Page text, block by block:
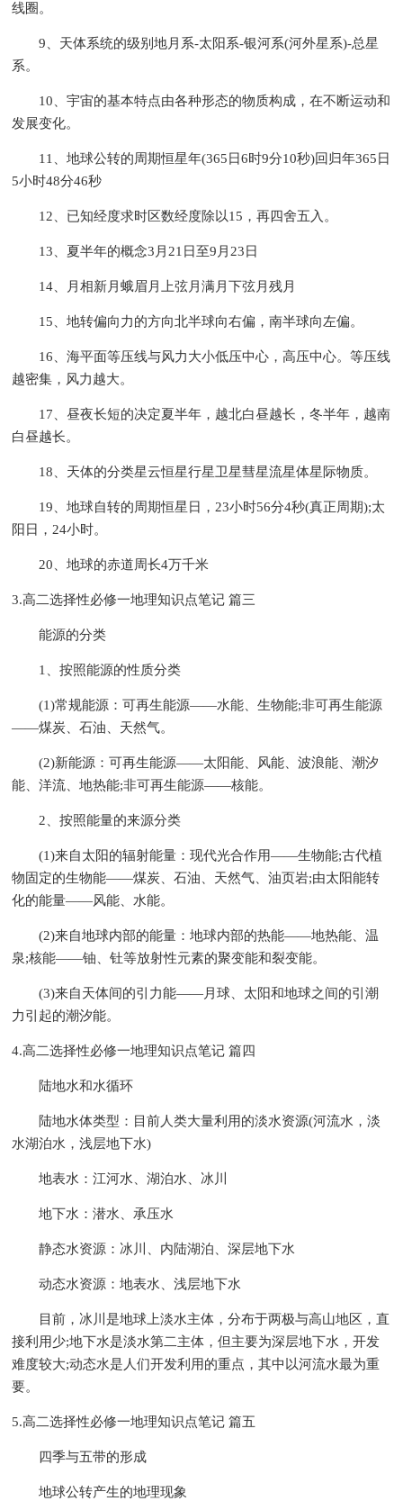
线圈。
9、天体系统的级别地月系-太阳系-银河系(河外星系)-总星
系。
10、宇宙的基本特点由各种形态的物质构成，在不断运动和
发展变化。
11、地球公转的周期恒星年(365日6时9分10秒)回归年365日
5小时48分46秒
12、已知经度求时区数经度除以15，再四舍五入。
13、夏半年的概念3月21日至9月23日
14、月相新月蛾眉月上弦月满月下弦月残月
15、地转偏向力的方向北半球向右偏，南半球向左偏。
16、海平面等压线与风力大小低压中心，高压中心。等压线
越密集，风力越大。
17、昼夜长短的决定夏半年，越北白昼越长，冬半年，越南
白昼越长。
18、天体的分类星云恒星行星卫星彗星流星体星际物质。
19、地球自转的周期恒星日，23小时56分4秒(真正周期);太
阳日，24小时。
20、地球的赤道周长4万千米
3.高二选择性必修一地理知识点笔记 篇三
能源的分类
1、按照能源的性质分类
(1)常规能源：可再生能源——水能、生物能;非可再生能源
——煤炭、石油、天然气。
(2)新能源：可再生能源——太阳能、风能、波浪能、潮汐
能、洋流、地热能;非可再生能源——核能。
2、按照能量的来源分类
(1)来自太阳的辐射能量：现代光合作用——生物能;古代植
物固定的生物能——煤炭、石油、天然气、油页岩;由太阳能转
化的能量——风能、水能。
(2)来自地球内部的能量：地球内部的热能——地热能、温
泉;核能——铀、钍等放射性元素的聚变能和裂变能。
(3)来自天体间的引力能——月球、太阳和地球之间的引潮
力引起的潮汐能。
4.高二选择性必修一地理知识点笔记 篇四
陆地水和水循环
陆地水体类型：目前人类大量利用的淡水资源(河流水，淡
水湖泊水，浅层地下水)
地表水：江河水、湖泊水、冰川
地下水：潜水、承压水
静态水资源：冰川、内陆湖泊、深层地下水
动态水资源：地表水、浅层地下水
目前，冰川是地球上淡水主体，分布于两极与高山地区，直
接利用少;地下水是淡水第二主体，但主要为深层地下水，开发
难度较大;动态水是人们开发利用的重点，其中以河流水最为重
要。
5.高二选择性必修一地理知识点笔记 篇五
四季与五带的形成
地球公转产生的地理现象